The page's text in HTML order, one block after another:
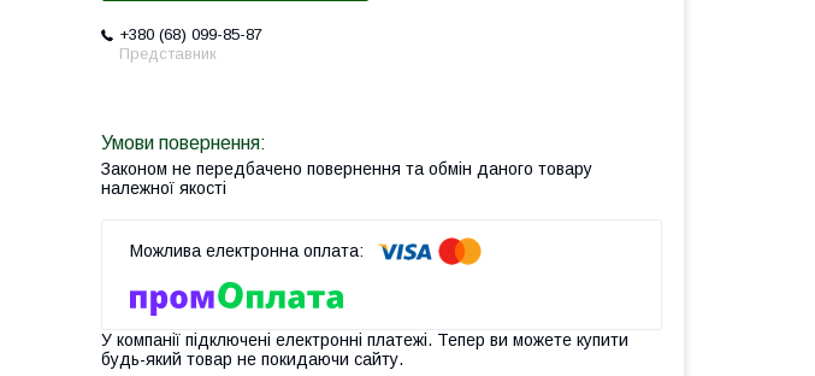
+380 (68) 099-85-87
Представник
Законом не передбачено повернення та обмін даного товару
належної якості
У компанії підключені електронні платежі. Тепер ви можете купити
будь-який товар не покидаючи сайту.